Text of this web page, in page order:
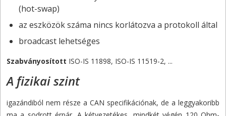
(hot-swap)
az eszközök száma nincs korlátozva a protokoll által
broadcast lehetséges
Szabványosított ISO-IS 11898, ISO-IS 11519-2, ...
A fizikai szint
igazándiból nem része a CAN specifikációnak, de a leggyakoribb